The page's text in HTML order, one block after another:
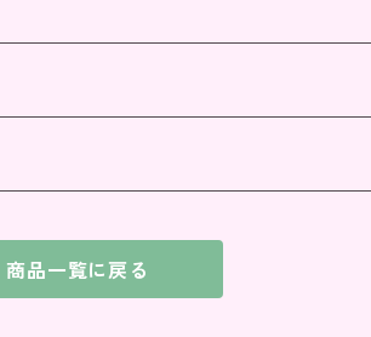
商品一覧に戻る